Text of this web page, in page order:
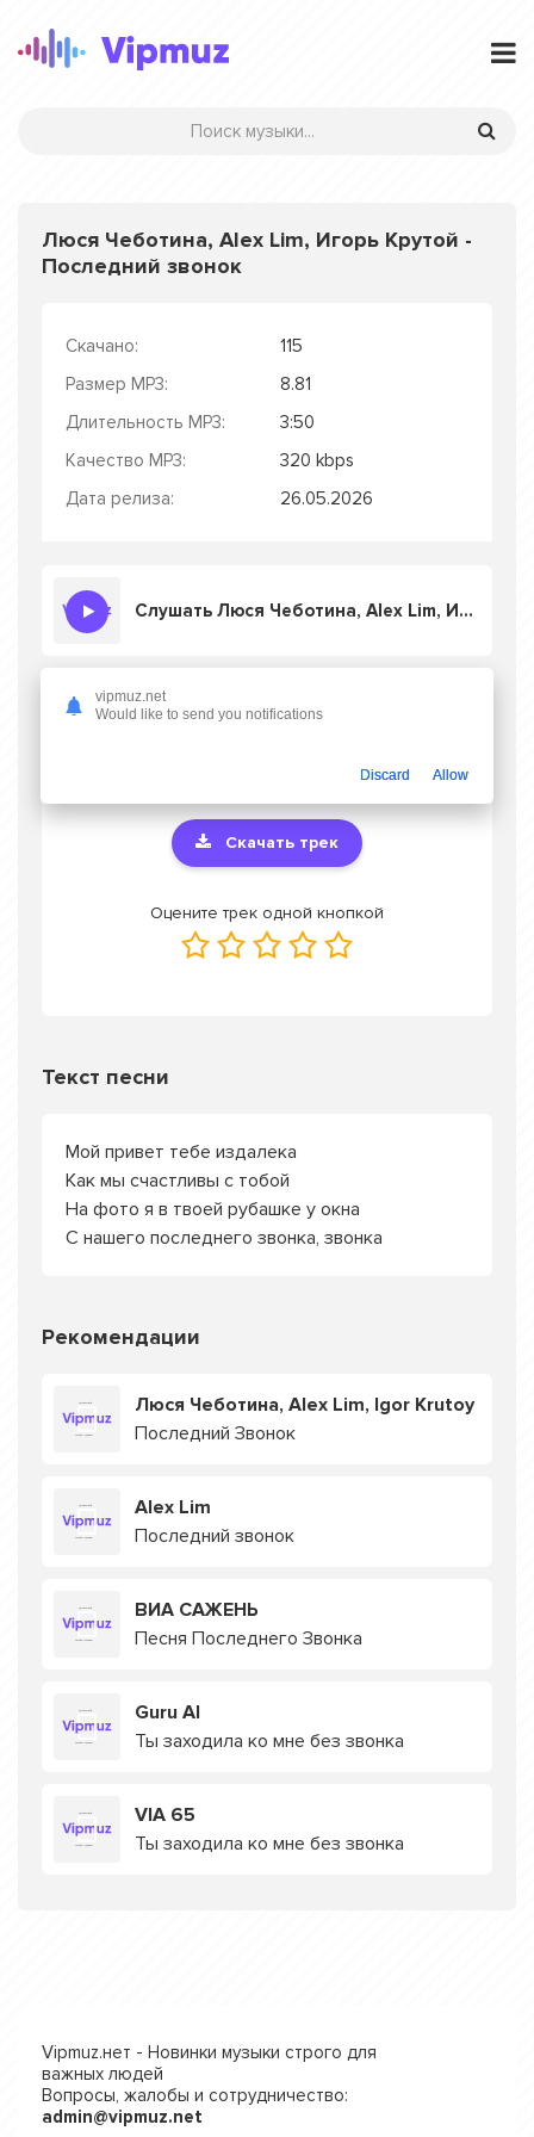
Люся Чеботина, Alex Lim, Игорь Крутой -
Последний звонок
Скачано:
115
Размер MP3:
8.81
Длительность MP3:
3:50
Качество MP3:
320 kbps
Дата релиза:
26.05.2026
Слушать Люся Чеботина, Alex Lim, Игорь Крутой - Последний звонок
Скачать песню Люся Чеботина, Alex Lim,
Скачать трек
Оцените трек одной кнопкой
Текст песни
Мой привет тебе издалека
Как мы счастливы с тобой
На фото я в твоей рубашке у окна
С нашего последнего звонка, звонка
Рекомендации
Люся Чеботина, Alex Lim, Igor Krutoy
Последний Звонок
Alex Lim
Последний звонок
ВИА САЖЕНЬ
Песня Последнего Звонка
Guru AI
Ты заходила ко мне без звонка
VIA 65
Ты заходила ко мне без звонка
Vipmuz.нет - Новинки музыки строго для
важных людей
Вопросы, жалобы и сотрудничество:
admin@vipmuz.net
vipmuz.net
Would like to send you notifications
Discard Allow